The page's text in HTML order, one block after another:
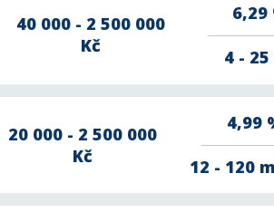
40 000 - 2 500 000
Kč
6,29
4 -
20 000 - 2 500 000
Kč
4,99
12 - 120